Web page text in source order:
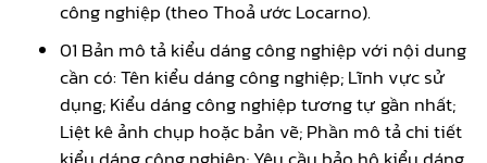
công nghiệp (theo Thoả ước Locarno).
01 Bản mô tả kiểu dáng công nghiệp với nội dung
cần có: Tên kiểu dáng công nghiệp; Lĩnh vực sử
dụng; Kiểu dáng công nghiệp tương tự gần nhất;
Liệt kê ảnh chụp hoặc bản vẽ; Phần mô tả chi tiết